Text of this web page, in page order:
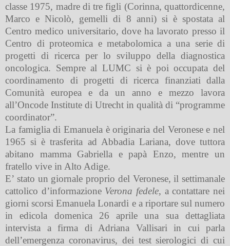
classe 1975, madre di tre figli (Corinna, quattordicenne,
Marco e Nicolò, gemelli di 8 anni) si è spostata al
Centro medico universitario, dove ha lavorato presso il
Centro di proteomica e metabolomica a una serie di
progetti di ricerca per lo sviluppo della diagnostica
oncologica. Sempre al LUMC si è poi occupata del
coordinamento di progetti di ricerca finanziati dalla
Comunità europea e da un anno e mezzo lavora
all’Oncode Institute di Utrecht in qualità di “programme
coordinator”.
La famiglia di Emanuela è originaria del Veronese e nel
1965 si è trasferita ad Abbadia Lariana, dove tuttora
abitano mamma Gabriella e papà Enzo, mentre un
fratello vive in Alto Adige.
E’ stato un giornale proprio del Veronese, il settimanale
cattolico d’informazione Verona fedele, a contattare nei
giorni scorsi Emanuela Lonardi e a riportare sul numero
in edicola domenica 26 aprile una sua dettagliata
intervista a firma di Adriana Vallisari in cui parla
dell’emergenza coronavirus, dei test sierologici di cui